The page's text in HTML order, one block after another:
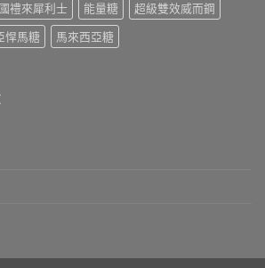
禮來犀利士 能量糖
超級雙效威而鋼
悍馬糖 馬來西亞糖